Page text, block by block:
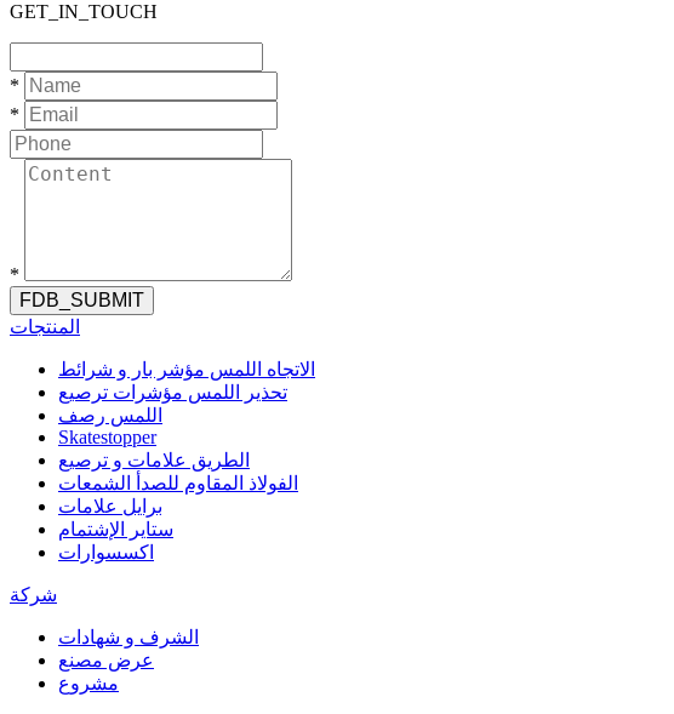
GET_IN_TOUCH
*
*
*
FDB_SUBMIT
المنتجات
الاتجاه اللمس مؤشر بار و شرائط
تحذير اللمس مؤشرات ترصيع
اللمس رصف
Skatestopper
الطريق علامات و ترصيع
الفولاذ المقاوم للصدأ الشمعات
برايل علامات
ستاير الإشتمام
اكسسوارات
شركة
الشرف و شهادات
عرض مصنع
مشروع